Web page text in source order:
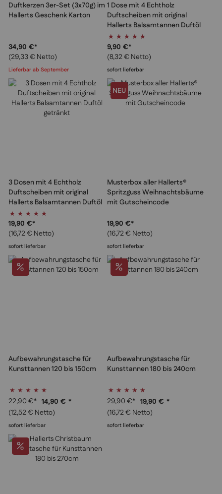
Duftkerzen 3er-Set (3x70g) im
Hallerts Geschenk Karton
34,90 €*
(29,33 € Netto)
Lieferbar ab September
1 Dose mit 4 Echtholz
Duftscheiben mit original
Hallerts Balsamtannen Duftöl
Bewertung:
100%
9,90 €*
(8,32 € Netto)
sofort lieferbar
3 Dosen mit 4 Echtholz
Duftscheiben mit original
Hallerts Balsamtannen Duftöl
getränkt
Bewertung:
100%
19,90 €*
(16,72 € Netto)
sofort lieferbar
NEU
Musterbox aller Hallerts®
Spritzguss Weihnachtsbäume
mit Gutscheincode
19,90 €*
(16,72 € Netto)
sofort lieferbar
Aufbewahrungstasche für
Kunsttannen 120 bis 150cm
Bewertung:
100%
22,90 €* 14,90 € *
(12,52 € Netto)
sofort lieferbar
Aufbewahrungstasche für
Kunsttannen 180 bis 240cm
Bewertung:
100%
29,90 €* 19,90 € *
(16,72 € Netto)
sofort lieferbar